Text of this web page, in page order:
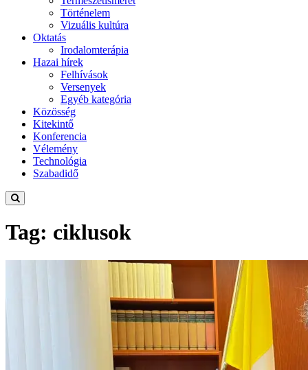
Történelem
Vizuális kultúra
Oktatás
Irodalomterápia
Hazai hírek
Felhívások
Versenyek
Egyéb kategória
Közösség
Kitekintő
Konferencia
Vélemény
Technológia
Szabadidő
Tag: ciklusok